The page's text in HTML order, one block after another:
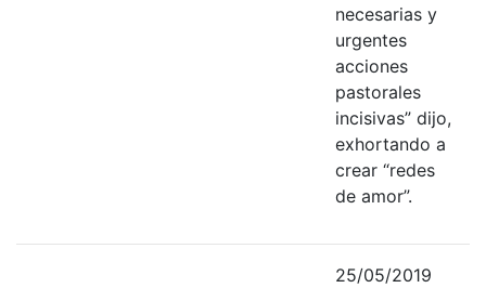
necesarias y
urgentes
acciones
pastorales
incisivas” dijo,
exhortando a
crear “redes
de amor”.
25/05/2019